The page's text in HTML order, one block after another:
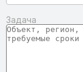
Задача